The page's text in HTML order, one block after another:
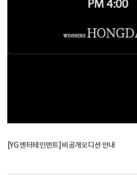
[YG 엔터테인먼트] 비공개오디션 안내